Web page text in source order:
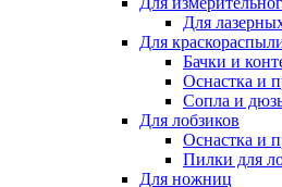
Для
Для
Бачки и
Оснастка и
Сопла и
Для лобзиков
Оснастка и
Пилки для
Для ножниц